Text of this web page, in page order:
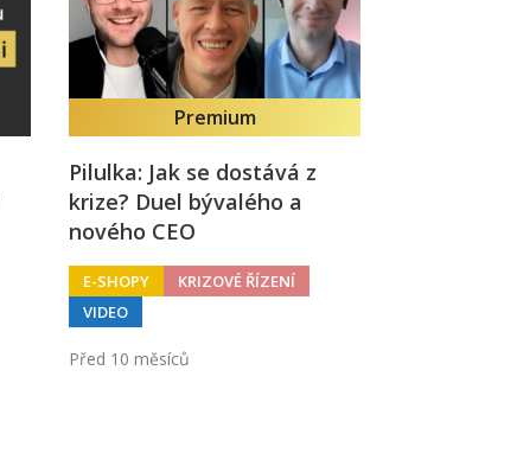
Premium
Pilulka: Jak se dostává z
krize? Duel bývalého a
nového CEO
E-SHOPY
KRIZOVÉ ŘÍZENÍ
VIDEO
Před 10 měsíců